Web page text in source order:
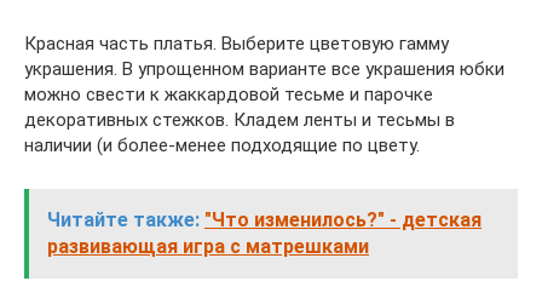
Красная часть платья. Выберите цветовую гамму
украшения. В упрощенном варианте все украшения юбки
можно свести к жаккардовой тесьме и парочке
декоративных стежков. Кладем ленты и тесьмы в
наличии (и более-менее подходящие по цвету.
Читайте также: "Что изменилось?" - детская
развивающая игра с матрешками